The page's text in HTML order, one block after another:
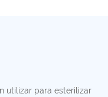
utilizar para esterilizar